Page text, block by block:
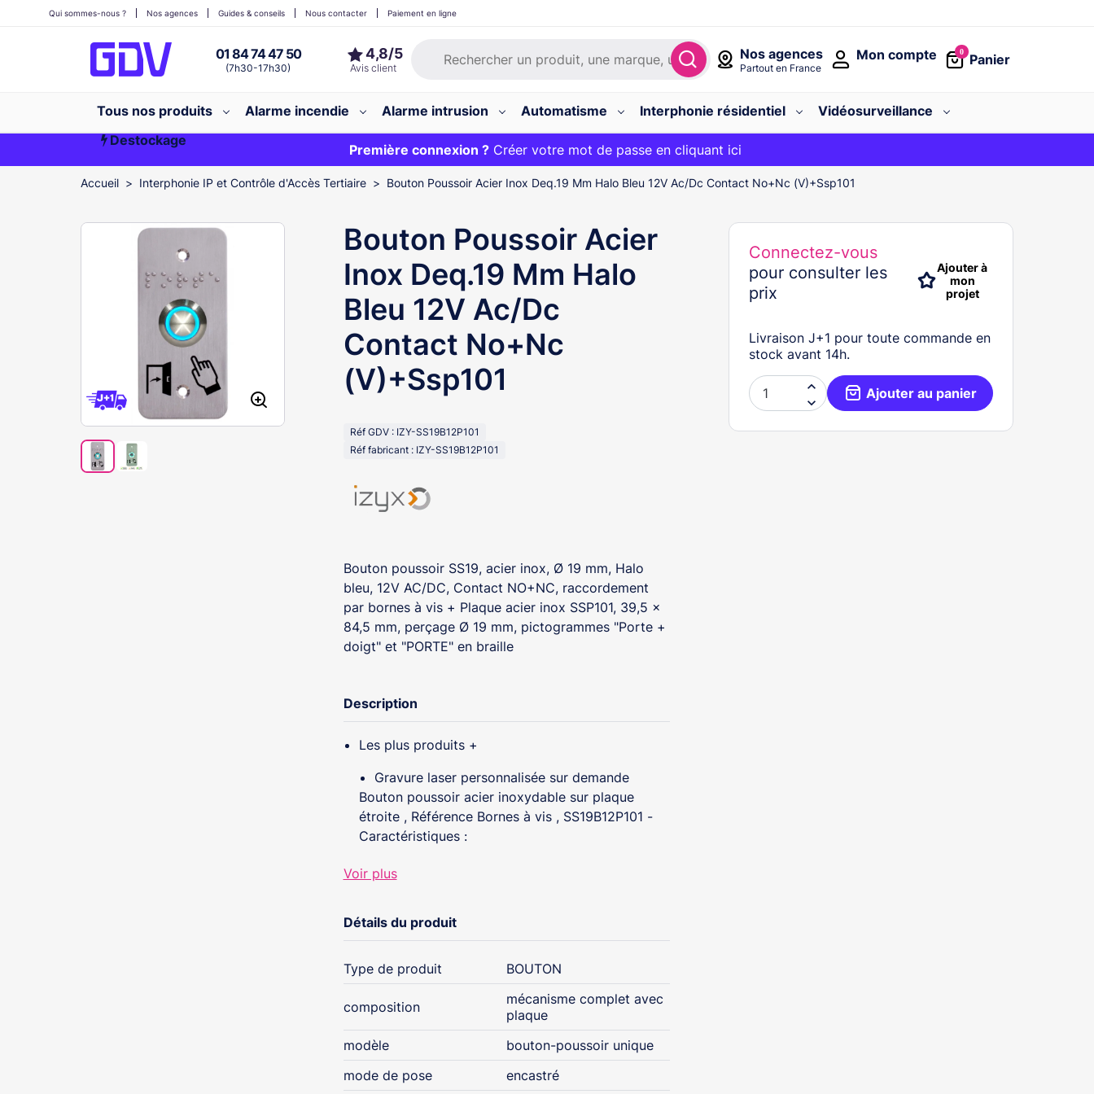
Nos agences
Partout en France
01 84 74 47 50
(7h30-17h30)
0
Panier
Mon compte
Qui sommes-nous ? Nos agences Guides & conseils Nous contacter Paiement en ligne
Tous nos produits Alarme incendie Alarme intrusion Automatisme Interphonie résidentiel
Vidéosurveillance
Destockage
Première commande ?20€ OFFERT sur votre panier et livraison 24/48h gratuite avec le code
Première connexion ?Créer votre mot de passe en cliquant ici
EXCLU WEB :
Accueil Interphonie IP et Contrôle d'Accès Tertiaire Bouton Poussoir Acier Inox Deq.19 Mm Halo Bleu 12V Ac/Dc Contact No+Nc (V)+Ssp101
Bouton Poussoir Acier
Inox Deq.19 Mm Halo
Bleu 12V Ac/Dc
Contact No+Nc
(V)+Ssp101
Réf GDV : IZY-SS19B12P101
Réf fabricant : IZY-SS19B12P101
Bouton poussoir SS19, acier inox, Ø 19 mm, Halo
bleu, 12V AC/DC, Contact NO+NC, raccordement
par bornes à vis + Plaque acier inox SSP101, 39,5 x
84,5 mm, perçage Ø 19 mm, pictogrammes "Porte +
doigt" et "PORTE" en braille
Description
Les plus produits +
Gravure laser personnalisée sur demande
Bouton poussoir acier inoxydable sur plaque
étroite , Référence Bornes à vis , SS19B12P101 -
Caractéristiques :
Matériel : Acier inoxydable
Mode de fonctionnement : Impulsionnel
Pouvoir de coupure max : 250 V AC / 2 A - 48
V DC / 1 A
Halo lumineux à LEDs : Bleu
Tension d'alimentation LEDs : 12 V AC/DC
(Autres tensions possibles sur demande : 6 V
AC/DC, 24 V AC/DC, 48 V AC/DC...)
Consommation : 15 mA
Voir plus
Détails du produit
Type de produit BOUTON
composition
mécanisme complet avec
plaque
modèle
bouton-poussoir unique
mode de pose
encastré
Connectez-vous
pour consulter les
prix
Ajouter à
mon
projet
Livraison J+1 pour toute commande en
stock avant 14h.

 Ajouter au panier